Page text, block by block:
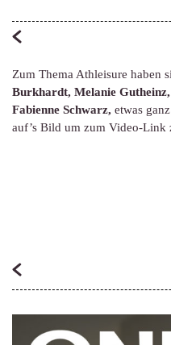
Zum Thema Athleisure haben
Burkhardt, Melanie
Fabienne Schwarz, etwas
auf’s Bild um zum Video-Link